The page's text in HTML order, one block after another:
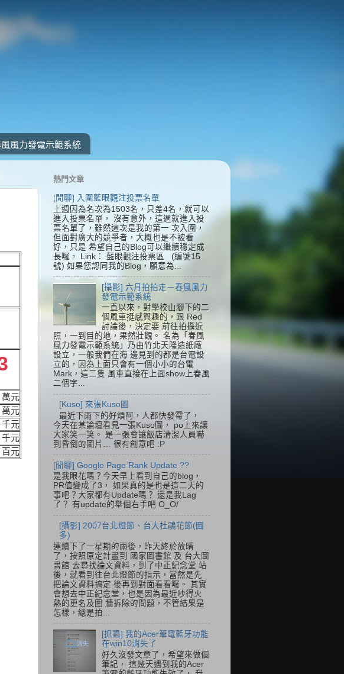
風力發電示範系統
萬元
萬元
千元
千元
百元
熱門文章
[閒聊] 入圍藍眼觀注投票名單
上週因為名次為1503名，只差4名，就可以
進入投票名單， 沒有意外，這週就進入投
票名單了，雖然這次是我的第一 次入圍，
但面對廣大的競爭者，大概也是不被看
好，只是 希望自己的Blog可以繼續穩定成
長囉。 Link： 藍眼觀注投票區 (編號15
號) 如果您認同我的Blog，願意為...
[攝影] 六月拍拍走－春風風力
發電示範系統
一直以來，對學校山腳下的二
個風車挺感興趣的，跟 Red
討論後，決定要 前往拍攝近
照，一到目的地，果然壯觀。 名為「春風
風力發電示範系統」乃由竹北天隆造紙廠
設立，一般我們在海 邊見到的都是台電設
立的，因為上面只會有一個小小的台電
Mark，這二隻 風車直接在上面show上春風
二個字...
[Kuso] 來張Kuso圖
最近下雨下的好煩阿，人都快發霉了，
今天在某論壇看見一張Kuso圖， po上來讓
大家笑一笑。 是一張會讓飯店清潔人員嚇
到昏倒的圖片… 很有創意吧 :P
[閒聊] Google Page Rank Update ??
是我眼花嗎？今天早上看到自己的blog，
PR值變成了3， 如果真的是也是這二天的
事吧？大家都有Update嗎？ 還是我Lag
了？ 有update的舉個右手吧 O_O/
[攝影] 2007台北燈節、台大杜鵑花節(圖
多)
連續下了一星期的雨後，昨天終於放晴
了，按照原定計畫到 國家圖書館 及 台大圖
書館 去尋找論文資料，到了中正紀念堂 站
後，就看到往台北燈節的指示，當然是先
把論文資料搞定 後再到對面看看囉。 其實
會想去中正紀念堂，也是因為最近吵得火
熱的更名及圍 牆拆除的問題，不管結果是
怎樣，總是拍...
[抓蟲] 我的Acer筆電藍牙功能
在win10消失了
好久沒發文章了，希望來做個
筆記， 這幾天遇到我的Acer